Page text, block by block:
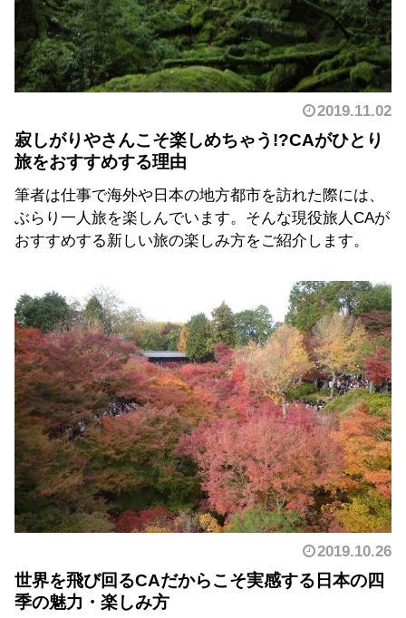
2019.11.02
寂しがりやさんこそ楽しめちゃう!?CAがひとり
旅をおすすめする理由
筆者は仕事で海外や日本の地方都市を訪れた際には、
ぶらり一人旅を楽しんでいます。そんな現役旅人CAが
おすすめする新しい旅の楽しみ方をご紹介します。
2019.10.26
世界を飛び回るCAだからこそ実感する日本の四
季の魅力・楽しみ方